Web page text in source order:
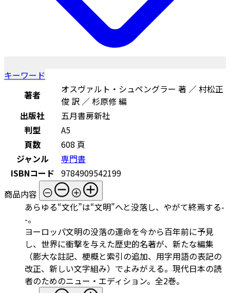
キーワード
著者
オスヴァルト・シュペングラー 著 ／ 村松正
俊 訳 ／ 杉原修 編
出版社
五月書房新社
判型
A5
頁数
608 頁
ジャンル
専門書
ISBNコード 9784909542199
商品内容
あらゆる“文化”は“文明”へと没落し、やがて終焉する-
-。
ヨーロッパ文明の没落の運命を今から百年前に予見
し、世界に衝撃を与えた歴史的名著が、新たな編集
（膨大な註記、梗概と索引の追加、用字用語の表記の
改正、新しい文字組み）でよみがえる。現代日本の読
者のためのニュー・エディション。全2巻。